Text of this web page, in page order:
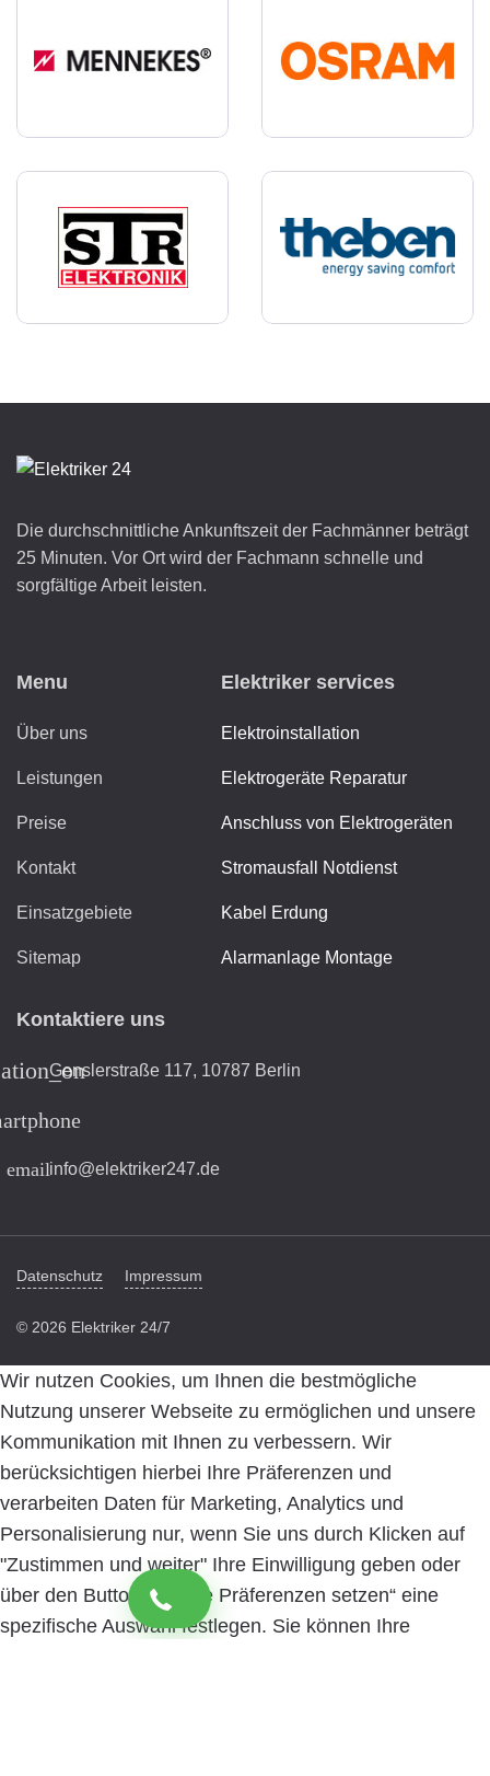
Die durchschnittliche Ankunftszeit der Fachmänner beträgt
25 Minuten. Vor Ort wird der Fachmann schnelle und
sorgfältige Arbeit leisten.
Menu
Über uns
Leistungen
Preise
Kontakt
Einsatzgebiete
Sitemap
Elektriker services
Elektroinstallation
Elektrogeräte Reparatur
Anschluss von Elektrogeräten
Stromausfall Notdienst
Kabel Erdung
Alarmanlage Montage
Kontaktiere uns
Genslerstraße 117, 10787 Berlin
emailinfo@elektriker247.de
Datenschutz Impressum
© 2026 Elektriker 24/7
Wir nutzen Cookies, um Ihnen die bestmögliche
Nutzung unserer Webseite zu ermöglichen und unsere
Kommunikation mit Ihnen zu verbessern. Wir
berücksichtigen hierbei Ihre Präferenzen und
verarbeiten Daten für Marketing, Analytics und
Personalisierung nur, wenn Sie uns durch Klicken auf
"Zustimmen und weiter" Ihre Einwilligung geben oder
über den Button „Cookie Präferenzen setzen“ eine
spezifische Auswahl festlegen. Sie können Ihre